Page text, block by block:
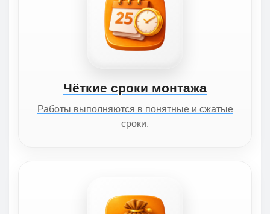
Чёткие сроки монтажа
Работы выполняются в понятные и сжатые
сроки.